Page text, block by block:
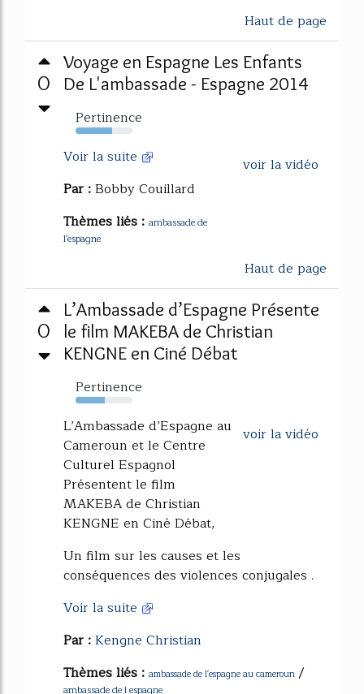
Haut de page
0
Voyage en Espagne Les Enfants
De L'ambassade - Espagne 2014
Pertinence
64%
voir la vidéo
Voir la suite
Par :Bobby Couillard
Thèmes liés : ambassade de
l'espagne
Haut de page
0
L’Ambassade d’Espagne Présente
le film MAKEBA de Christian
KENGNE en Ciné Débat
Pertinence
51%
voir la vidéo
L’Ambassade d’Espagne au
Cameroun et le Centre
Culturel Espagnol
Présentent le film
MAKEBA de Christian
KENGNE en Ciné Débat,
Un film sur les causes et les
conséquences des violences conjugales .
Voir la suite
Par :Kengne Christian
Thèmes liés : ambassade de l'espagne au cameroun /
ambassade de l espagne